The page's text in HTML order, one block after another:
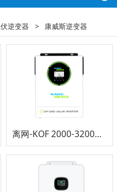
逆变器 > 康威斯逆变器
离网-KOF 2000-3200TL-24X2